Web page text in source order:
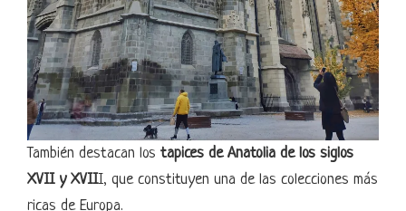
También destacan los tapices de Anatolia de los siglos
XVII y XVIII, que constituyen una de las colecciones más
ricas de Europa.